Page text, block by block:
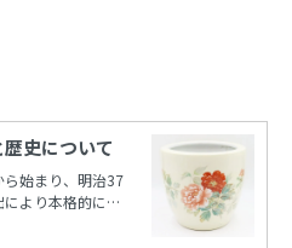
史について
始まり、明治37
より本格的に栄